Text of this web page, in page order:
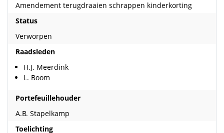
Amendement terugdraaien schrappen kinderkorting
Status
Verworpen
Raadsleden
H.J. Meerdink
L. Boom
Portefeuillehouder
A.B. Stapelkamp
Toelichting